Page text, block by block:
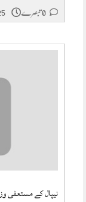
نیپال کے مستعفی